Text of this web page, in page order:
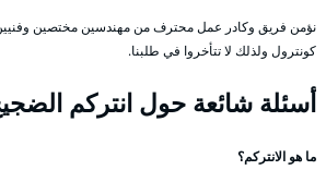
نؤمن فريق وكادر عمل محترف من مهندسين مختصين
كونترول ولذلك لا تتأخروا في طلبنا.
أسئلة شائعة حول انتركم
ما هو الانتركم؟